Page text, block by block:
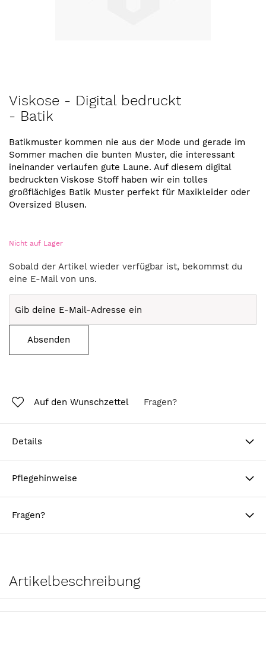
Anfang
der
springen
Viskose - Digital bedruckt
- Batik
Batikmuster kommen nie aus der Mode und gerade im
Sommer machen die bunten Muster, die interessant
ineinander verlaufen gute Laune. Auf diesem digital
bedruckten Viskose Stoff haben wir ein tolles
großflächiges Batik Muster perfekt für Maxikleider oder
Oversized Blusen.
Nicht auf Lager
Sobald der Artikel wieder verfügbar ist, bekommst du
eine E-Mail von uns.
Absenden
Auf den Wunschzettel Fragen?
Details
Pflegehinweise
Fragen?
Artikelbeschreibung